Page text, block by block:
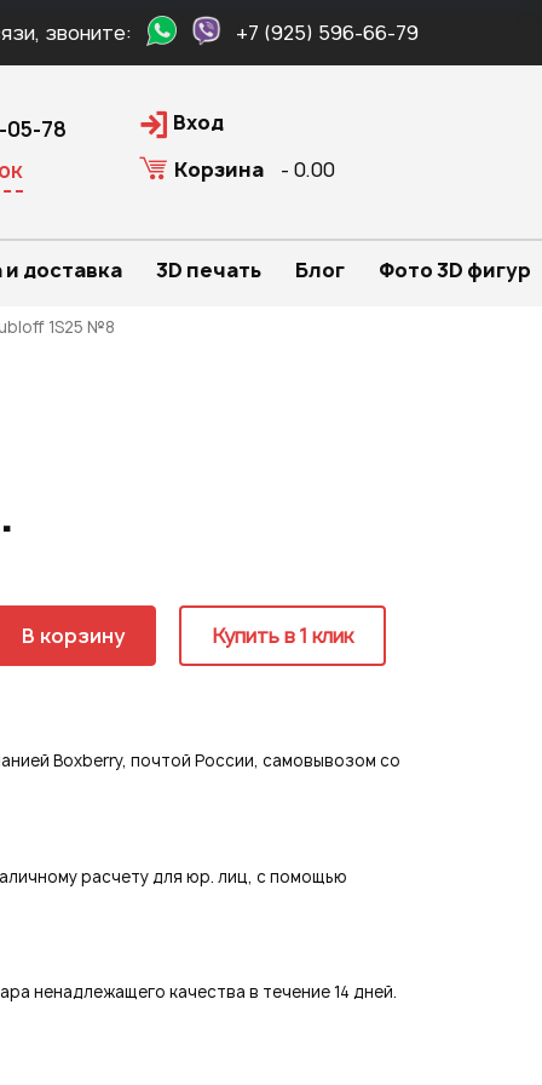
звоните: +7 (925) 596-66-79
05-78
Вход
Корзина
- 0.00
доставка 3D печать Блог Фото 3D фигур
1S25 №8
В корзину Купить в 1 клик
Boxberry, почтой России, самовывозом со
расчету для юр. лиц, с помощью
ненадлежащего качества в течение 14 дней.